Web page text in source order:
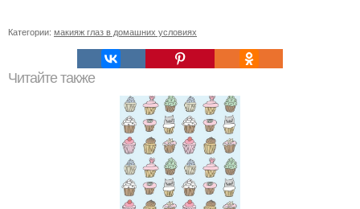
Категории: макияж глаз в домашних условиях
Читайте также